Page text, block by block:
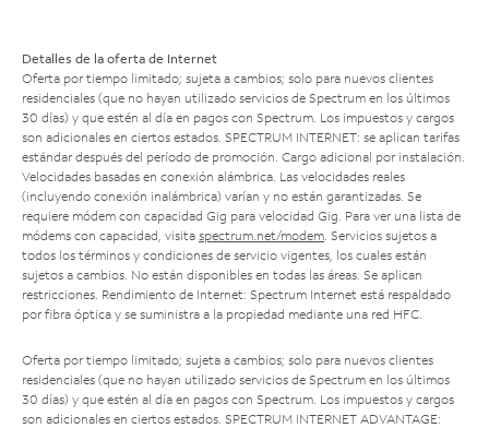
Detalles de la oferta de Internet
Oferta por tiempo limitado; sujeta a cambios; solo para nuevos clientes
residenciales (que no hayan utilizado servicios de Spectrum en los últimos
30 días) y que estén al día en pagos con Spectrum. Los impuestos y cargos
son adicionales en ciertos estados. SPECTRUM INTERNET: se aplican tarifas
estándar después del período de promoción. Cargo adicional por instalación.
Velocidades basadas en conexión alámbrica. Las velocidades reales
(incluyendo conexión inalámbrica) varían y no están garantizadas. Se
requiere módem con capacidad Gig para velocidad Gig. Para ver una lista de
módems con capacidad, visita spectrum.net/modem . Servicios sujetos a
todos los términos y condiciones de servicio vigentes, los cuales están
sujetos a cambios. No están disponibles en todas las áreas. Se aplican
restricciones. Rendimiento de Internet: Spectrum Internet está respaldado
por fibra óptica y se suministra a la propiedad mediante una red HFC.
Oferta por tiempo limitado; sujeta a cambios; solo para nuevos clientes
residenciales (que no hayan utilizado servicios de Spectrum en los últimos
30 días) y que estén al día en pagos con Spectrum. Los impuestos y cargos
son adicionales en ciertos estados. SPECTRUM INTERNET ADVANTAGE: